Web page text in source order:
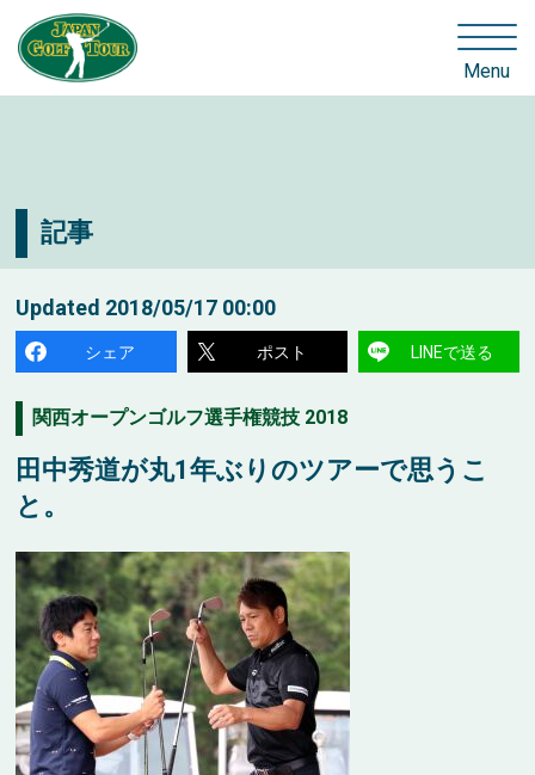
Menu
記事
Updated 2018/05/17 00:00
シェア ポスト LINEで送る
関西オープンゴルフ選手権競技 2018
田中秀道が丸1年ぶりのツアーで思うこ
と。